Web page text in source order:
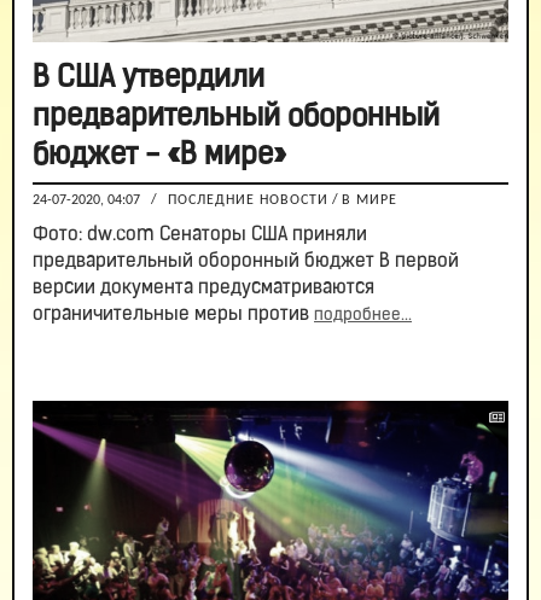
В США утвердили
предварительный оборонный
бюджет - «В мире»
24-07-2020, 04:07 / ПОСЛЕДНИЕ НОВОСТИ / В МИРЕ
Фото: dw.com Сенаторы США приняли
предварительный оборонный бюджет В первой
версии документа предусматриваются
ограничительные меры против подробнее...